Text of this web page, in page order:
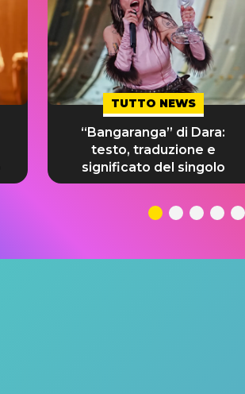
TUTTO NEWS
“Bangaranga” di Dara:
testo, traduzione e
significato del singolo